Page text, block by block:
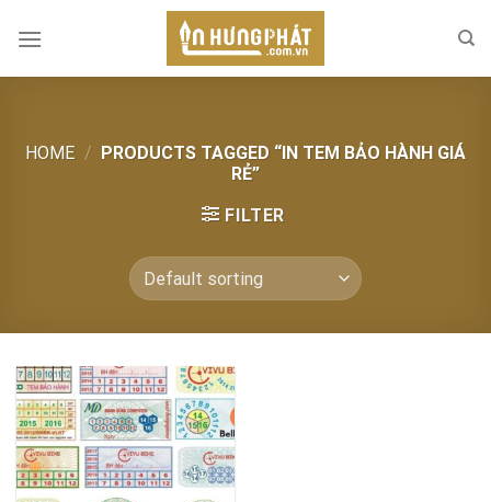
HOME / PRODUCTS TAGGED “IN TEM BẢO HÀNH GIÁ
RẺ”
FILTER